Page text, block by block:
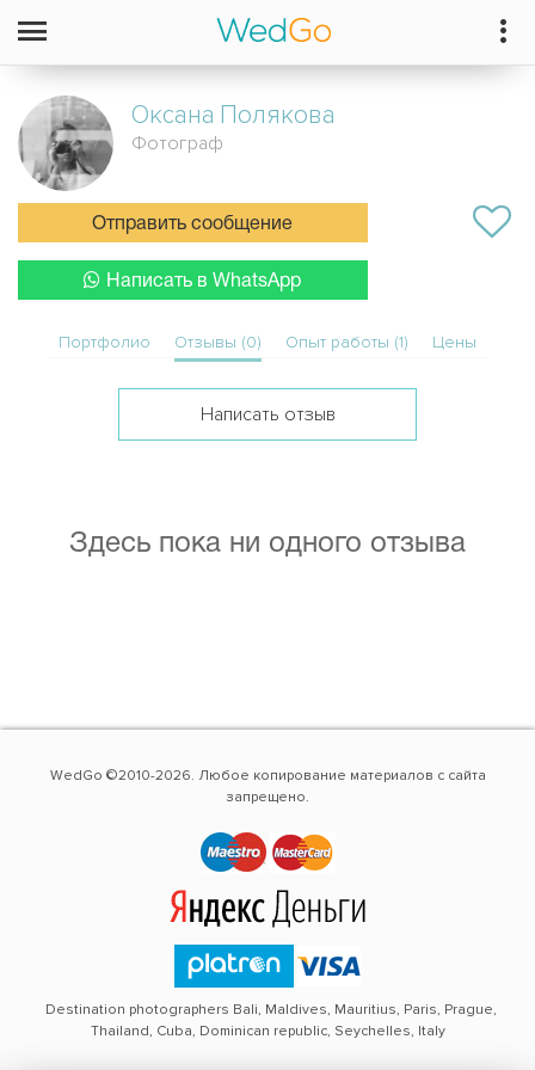
Оксана Полякова
Фотограф
Отправить сообщение
Написать в WhatsApp
Портфолио Отзывы (0) Опыт работы (1) Цены
Написать отзыв
Здесь пока ни одного отзыва
WedGo ©2010-2026. Любое копирование материалов с сайта
запрещено.
Destination photographers Bali, Maldives, Mauritius, Paris, Prague,
Thailand, Cuba, Dominican republic, Seychelles, Italy